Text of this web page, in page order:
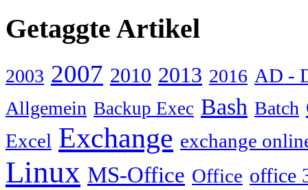
Getaggte Artikel
2003 2007 2010 2013 2016 AD -
Allgemein Backup Exec Bash Batch
Excel Exchange exchange
Linux MS-Office Office office